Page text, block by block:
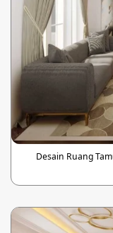
Desain Ruang